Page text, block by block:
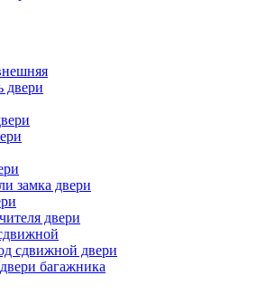
двери
замка двери
двери
сдвижной двери
багажника